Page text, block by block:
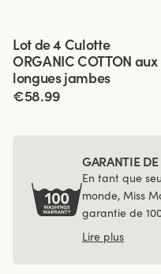
Lot de 4 Culotte
ORGANIC COTTON aux
longues jambes
€58.99
GARANTIE DE
En tant que
monde, Miss
garantie de
Lire plus